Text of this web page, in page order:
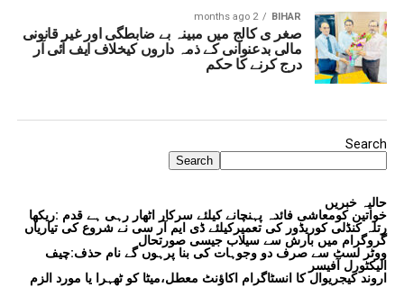
BIHAR
2 months ago
صغر ی کالج میں مبینہ بے ضابطگی اور غیر قانونی
مالی بدعنوانی کے ذمہ داروں کیخلاف ایف آئی آر
درج کرنے کا حکم
Search
Search
حالیہ خبریں
خواتین کومعاشی فائدہ پہنچانے کیلئے سرکار اٹھار رہی ہے قدم :ریکھا
رتلہ کنڈلی کوریڈور کی تعمیرکیلئے ڈی ایم آر سی نے شروع کی تیاریاں
گروگرام میں بارش سے سیلاب جیسی صورتحال
ووٹر لسٹ سے صرف دو وجوہات کی بنا پرہوں گے نام حذف:چیف
الیکٹورل آفیسر
اروند کیجریوال کا انسٹاگرام اکاؤنٹ معطل،میٹا کو ٹھہرا یا مورد الزم